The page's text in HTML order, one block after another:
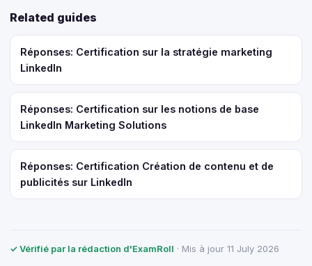
Related guides
Réponses: Certification sur la stratégie marketing
LinkedIn
Réponses: Certification sur les notions de base
LinkedIn Marketing Solutions
Réponses: Certification Création de contenu et de
publicités sur LinkedIn
✓ Vérifié par la rédaction d'ExamRoll · Mis à jour 11 July 2026